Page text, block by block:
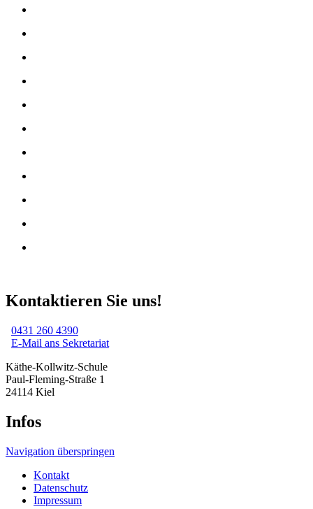
Kontaktieren Sie uns!
0431 260 4390
E-Mail ans Sekretariat
Käthe-Kollwitz-Schule
Paul-Fleming-Straße 1
24114 Kiel
Infos
Navigation überspringen
Kontakt
Datenschutz
Impressum